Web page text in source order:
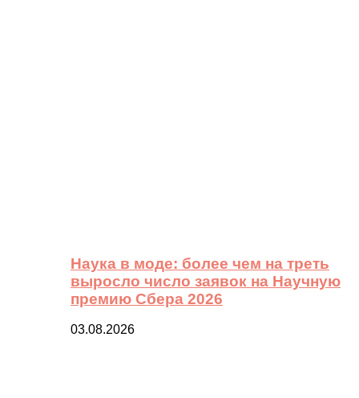
Наука в моде: более чем на треть
выросло число заявок на Научную
премию Сбера 2026
03.08.2026